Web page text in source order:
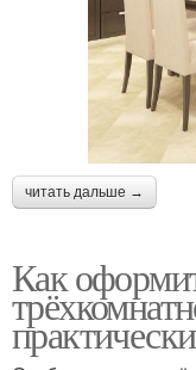
читать дальше →
Как